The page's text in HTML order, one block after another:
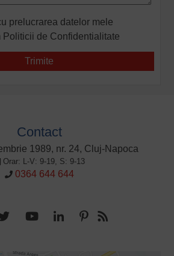
prelucrarea datelor mele
Politicii de Confidentialitate
Contact
1989, nr. 24, Cluj-Napoca
Orar: L-V: 9-19, S: 9-13
0364 644 644